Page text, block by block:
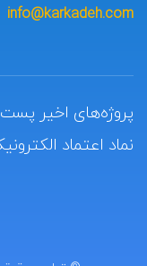
info@karkadeh.com
پروژه‌های اخیر
نماد اعتماد